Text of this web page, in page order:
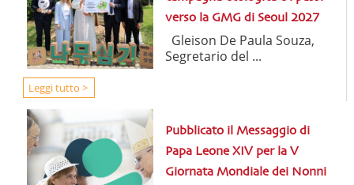
verso la GMG di Seoul 2027
Gleison De Paula Souza,
Segretario del ...
Leggi tutto >
Pubblicato il Messaggio di
Papa Leone XIV per la V
Giornata Mondiale dei Nonni